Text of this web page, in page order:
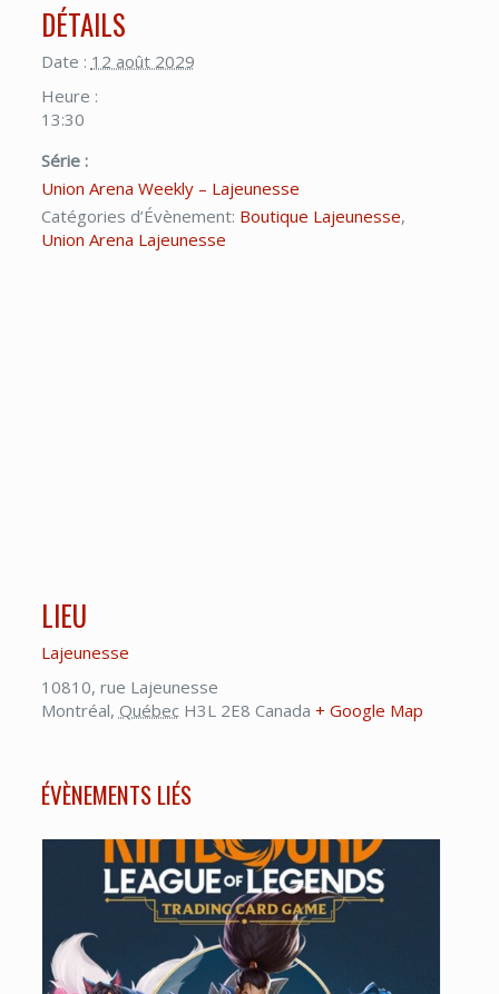
DÉTAILS
Date : 12 août 2029
Heure :
13:30
Série :
Union Arena Weekly – Lajeunesse
Catégories d’Évènement: Boutique Lajeunesse,
Union Arena Lajeunesse
LIEU
Lajeunesse
10810, rue Lajeunesse
Montréal, Québec H3L 2E8 Canada + Google Map
ÉVÈNEMENTS LIÉS